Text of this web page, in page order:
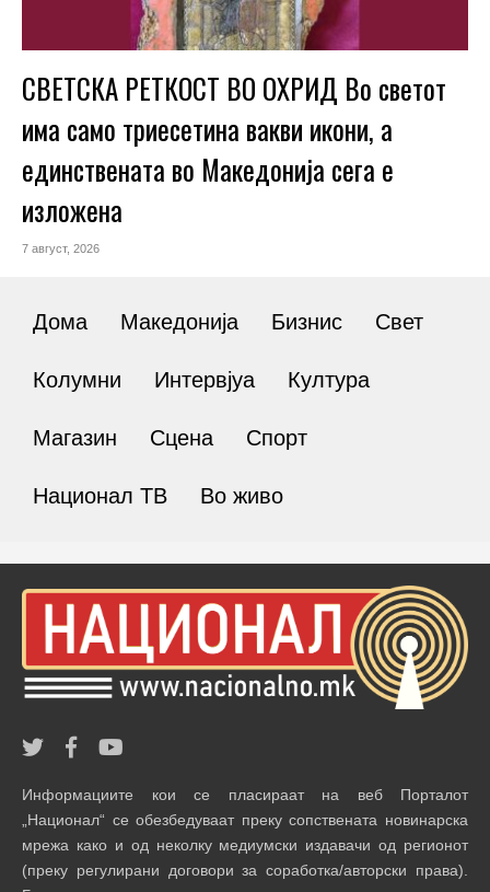
СВЕТСКА РЕТКОСТ ВО ОХРИД Во светот
има само триесетина вакви икони, а
единствената во Македонија сега е
изложена
7 август, 2026
Дома Македонија Бизнис Свет
Колумни Интервјуа Култура
Магазин Сцена Спорт
Национал ТВ Во живо
Информациите кои се пласираат на веб Порталот
„Национал“ се обезбедуваат преку сопствената новинарска
мрежа како и од неколку медиумски издавачи од регионот
(преку регулирани договори за соработка/авторски права).